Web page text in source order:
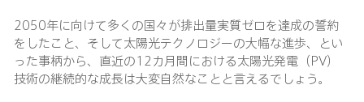
2050年に向けて多くの国々が排出量実質ゼロを達成の誓約
をしたこと、そして太陽光テクノロジーの大幅な進歩、とい
った事柄から、直近の12カ月間における太陽光発電（PV）
技術の継続的な成長は大変自然なことと言えるでしょう。